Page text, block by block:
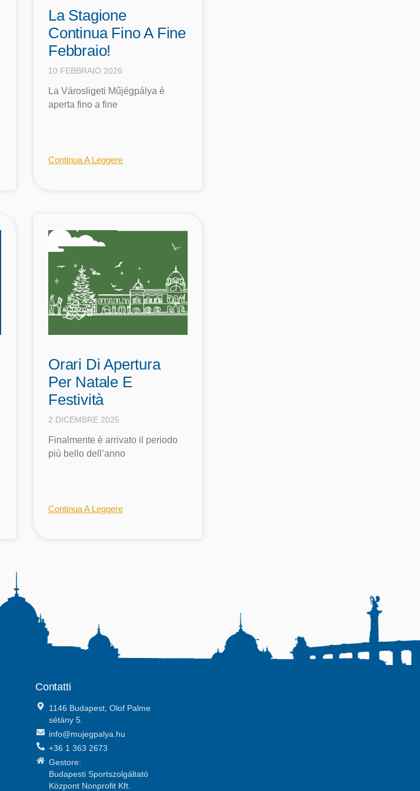
La Stagione
Continua Fino A Fine
Febbraio!
10 FEBBRAIO 2026
La Városligeti Műjégpálya è
aperta fino a fine
Continua A Leggere
Orari Di Apertura
Per Natale E
Festività
2 DICEMBRE 2025
Finalmente è arrivato il periodo
più bello dell’anno
Continua A Leggere
Contatti
1146 Budapest, Olof Palme
sétány 5.
info@mujegpalya.hu
+36 1 363 2673
Gestore:
Budapesti Sportszolgáltató
Központ Nonprofit Kft.